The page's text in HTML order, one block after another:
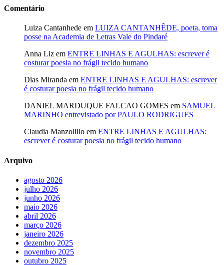
Comentário
Luiza Cantanhede em LUIZA CANTANHÊDE, poeta, toma
posse na Academia de Letras Vale do Pindaré
Anna Liz em ENTRE LINHAS E AGULHAS: escrever é
costurar poesia no frágil tecido humano
Dias Miranda em ENTRE LINHAS E AGULHAS: escrever
é costurar poesia no frágil tecido humano
DANIEL MARDUQUE FALCAO GOMES em SAMUEL
MARINHO entrevistado por PAULO RODRIGUES
Claudia Manzolillo em ENTRE LINHAS E AGULHAS:
escrever é costurar poesia no frágil tecido humano
Arquivo
agosto 2026
julho 2026
junho 2026
maio 2026
abril 2026
março 2026
janeiro 2026
dezembro 2025
novembro 2025
outubro 2025